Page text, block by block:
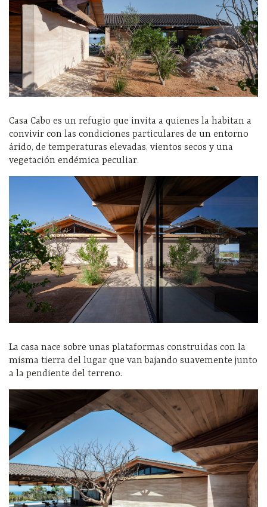
Casa Cabo es un refugio que invita a quienes la habitan a
convivir con las condiciones particulares de un entorno
árido, de temperaturas elevadas, vientos secos y una
vegetación endémica peculiar.
La casa nace sobre unas plataformas construidas con la
misma tierra del lugar que van bajando suavemente junto
a la pendiente del terreno.